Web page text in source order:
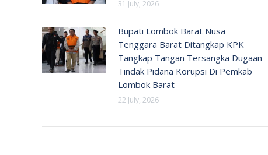
31 July, 2026
Bupati Lombok Barat Nusa
Tenggara Barat Ditangkap KPK
Tangkap Tangan Tersangka Dugaan
Tindak Pidana Korupsi Di Pemkab
Lombok Barat
22 July, 2026